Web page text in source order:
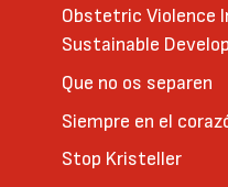
Obstetric Violence
Sustainable
Que no os separen
Siempre en el
Stop Kristeller